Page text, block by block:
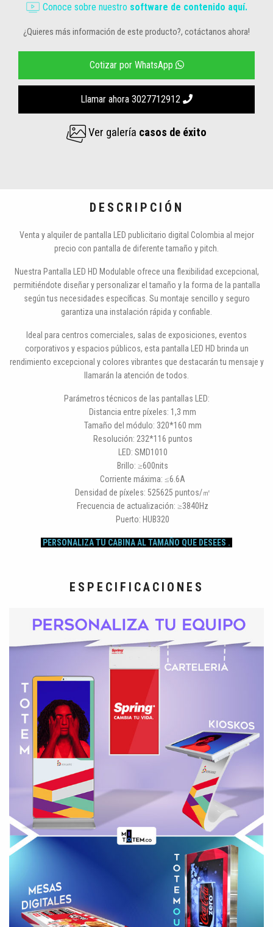
Conoce sobre nuestro software de contenido aquí.
¿Quieres más información de este producto?, cotáctanos ahora!
Cotizar por WhatsApp
Llamar ahora 3027712912
Ver galería casos de éxito
DESCRIPCIÓN
Venta y alquiler de pantalla LED publicitario digital Colombia al mejor
precio con pantalla de diferente tamaño y pitch.
Nuestra Pantalla LED HD Modulable ofrece una flexibilidad excepcional,
permitiéndote diseñar y personalizar el tamaño y la forma de la pantalla
según tus necesidades específicas. Su montaje sencillo y seguro
garantiza una instalación rápida y confiable.
Ideal para centros comerciales, salas de exposiciones, eventos
corporativos y espacios públicos, esta pantalla LED HD brinda un
rendimiento excepcional y colores vibrantes que destacarán tu mensaje y
llamarán la atención de todos.
Parámetros técnicos de las pantallas LED:
Distancia entre píxeles: 1,3 mm
Tamaño del módulo: 320*160 mm
Resolución: 232*116 puntos
LED: SMD1010
Brillo: ≥600nits
Corriente máxima: ≤6.6A
Densidad de píxeles: 525625 puntos/㎡
Frecuencia de actualización: ≥3840Hz
Puerto: HUB320
PERSONALIZA TU CABINA AL TAMAÑO QUE DESEES .
ESPECIFICACIONES